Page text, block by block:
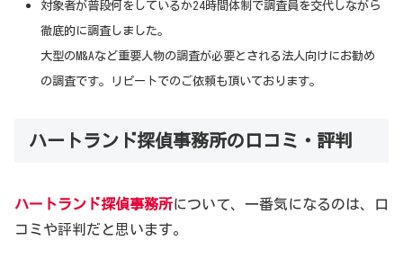
対象者が普段何をしているか24時間体制で調査員を交代しながら
徹底的に調査しました。
大型のM&Aなど重要人物の調査が必要とされる法人向けにお勧め
の調査です。リピートでのご依頼も頂いております。
ハートランド探偵事務所の口コミ・評判
ハートランド探偵事務所について、一番気になるのは、口
コミや評判だと思います。